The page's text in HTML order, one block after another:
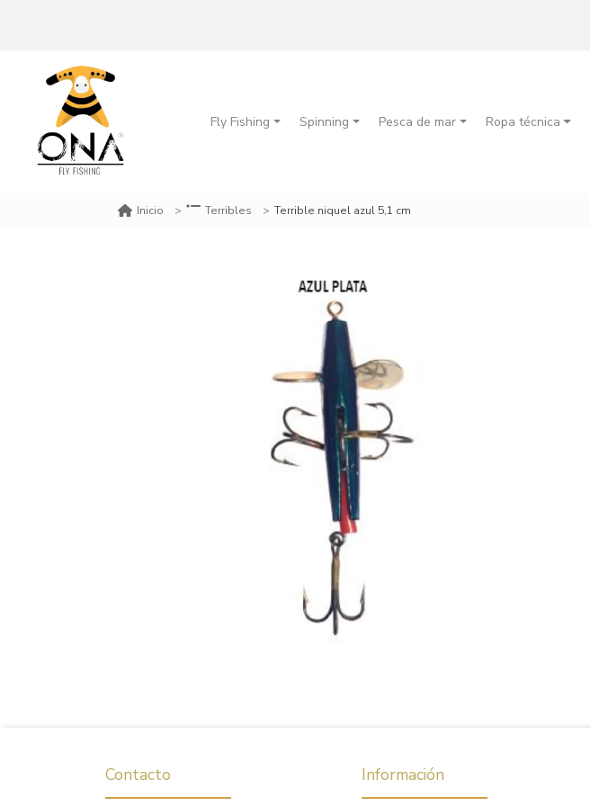
Fly Fishing Spinning Pesca de mar Ropa técnica
Inicio Terribles Terrible niquel azul 5,1 cm
Contacto Información